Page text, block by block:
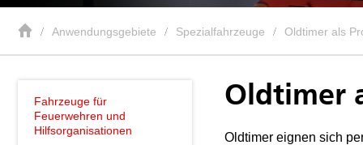
Anwendungsgebiete Spezialfahrzeuge Oldtimer als
Fahrzeuge für
Feuerwehren und
Hilfsorganisationen
Oldtimer
Oldtimer eignen sich